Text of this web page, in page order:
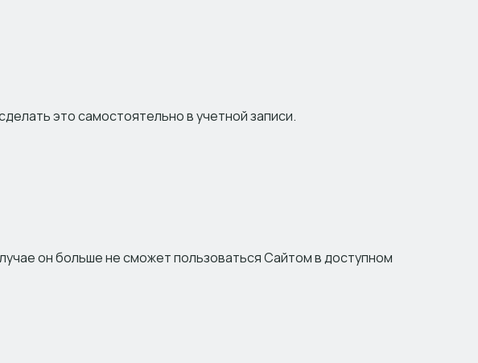
это самостоятельно в учетной записи.
он больше не сможет пользоваться Сайтом в доступном